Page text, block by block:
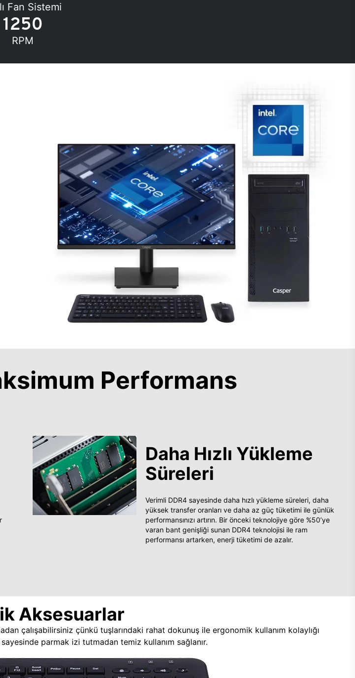
Fan Sistemi
1250
RPM
Performans
Daha Hızlı Yükleme
Süreleri
Verimli DDR4 sayesinde daha hızlı yükleme süreleri, daha
yüksek transfer oranları ve daha az güç tüketimi ile günlük
performansınızı artırın. Bir önceki teknolojiye göre %50’ye
varan bant genişliği sunan DDR4 teknolojisi ile ram
performansı artarken, enerji tüketimi de azalır.
Aksesuarlar
çalışabilirsiniz çünkü tuşlarındaki rahat dokunuş ile ergonomik kullanım kolaylığı
parmak izi tutmadan temiz kullanım sağlanır.